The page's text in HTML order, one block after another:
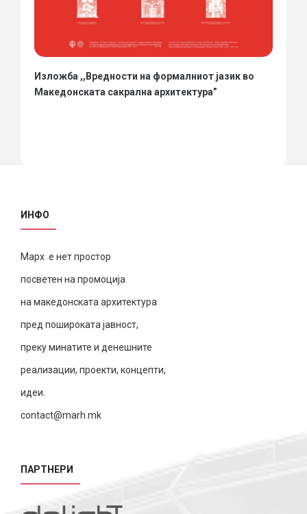
Изложба ,,Вредности на формалниот јазик во
Македонската сакрална архитектура”
ИНФО
Марх е нет простор
посветен на промоција
на македонската архитектура
пред пошироката јавност,
преку минатите и денешните
реализации, проекти, концепти,
идеи.
contact@marh.mk
ПАРТНЕРИ